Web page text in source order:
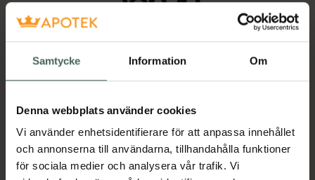
Samtycke Information Om
Denna webbplats använder cookies
Vi använder enhetsidentifierare för att anpassa innehållet
och annonserna till användarna, tillhandahålla funktioner
för sociala medier och analysera vår trafik. Vi
Köp via ditt recept
Aktuella erbjudanden
Beskrivning